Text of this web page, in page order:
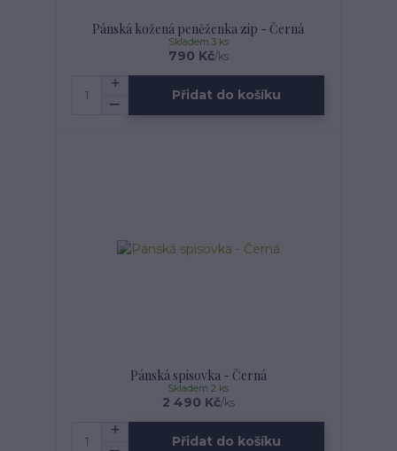
Pánská kožená peněženka zip - Černá
790 Kč/ks
Skladem 3 ks
Přidat do košíku
Pánská spisovka - Černá
2 490 Kč/ks
Skladem 2 ks
Přidat do košíku